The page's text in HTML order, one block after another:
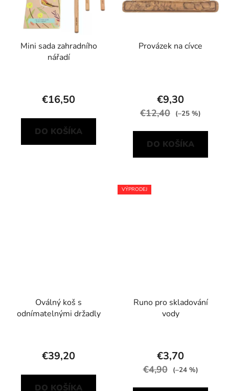
Mini sada zahradního
nářadí
€16,50
DO KOŠÍKA
Provázek na cívce
€9,30
€12,40 (–25 %)
DO KOŠÍKA
Oválný koš s
odnímatelnými držadly
€39,20
DO KOŠÍKA
VÝPRODEJ
Runo pro skladování
vody
€3,70
€4,90 (–24 %)